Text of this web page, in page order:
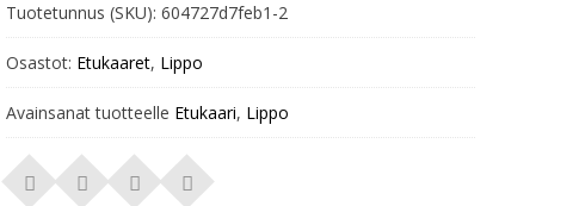
Tuotetunnus (SKU): 604727d7feb1-2
Osastot: Etukaaret, Lippo
Avainsanat tuotteelle Etukaari, Lippo